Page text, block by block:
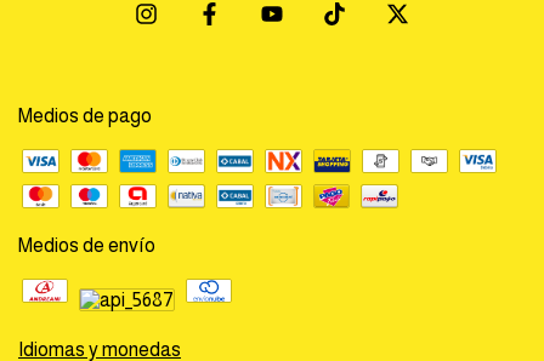
Medios de pago
Medios de envío
Idiomas y monedas